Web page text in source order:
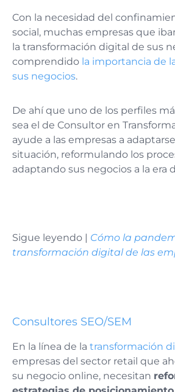
Con la necesidad del
social, muchas empresas que
la transformación digital de sus
comprendido la importancia de
sus negocios.
De ahí que uno de los perfiles
sea el de Consultor en
ayude a las empresas a
situación, reformulando los
adaptando sus negocios a la era
Sigue leyendo | Cómo la
transformación digital de las
Consultores SEO/SEM
En la línea de la transformación
empresas del sector retail que
su negocio online, necesitan